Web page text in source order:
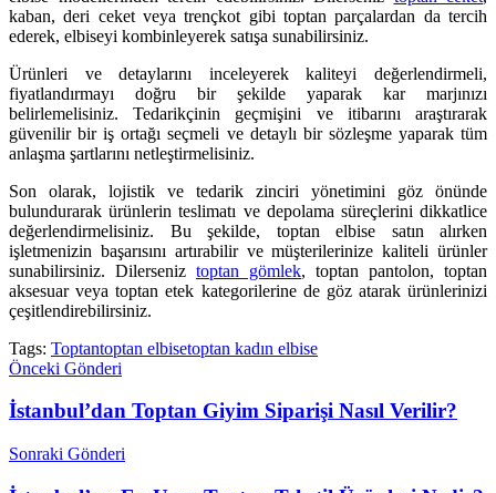
kaban, deri ceket veya trençkot gibi toptan parçalardan da tercih
ederek, elbiseyi kombinleyerek satışa sunabilirsiniz.
Ürünleri ve detaylarını inceleyerek kaliteyi değerlendirmeli,
fiyatlandırmayı doğru bir şekilde yaparak kar marjınızı
belirlemelisiniz. Tedarikçinin geçmişini ve itibarını araştırarak
güvenilir bir iş ortağı seçmeli ve detaylı bir sözleşme yaparak tüm
anlaşma şartlarını netleştirmelisiniz.
Son olarak, lojistik ve tedarik zinciri yönetimini göz önünde
bulundurarak ürünlerin teslimatı ve depolama süreçlerini dikkatlice
değerlendirmelisiniz. Bu şekilde, toptan elbise satın alırken
işletmenizin başarısını artırabilir ve müşterilerinize kaliteli ürünler
sunabilirsiniz. Dilerseniz toptan gömlek, toptan pantolon, toptan
aksesuar veya toptan etek kategorilerine de göz atarak ürünlerinizi
çeşitlendirebilirsiniz.
Tags: Toptantoptan elbisetoptan kadın elbise
Önceki Gönderi
İstanbul’dan Toptan Giyim Siparişi Nasıl Verilir?
Sonraki Gönderi